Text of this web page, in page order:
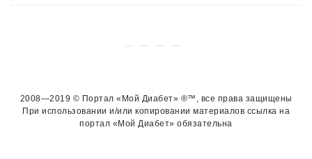
2008—2019 © Портал «Мой Диабет» ®™, все права защищены
При использовании и/или копировании материалов ссылка на
портал «Мой Диабет» обязательна